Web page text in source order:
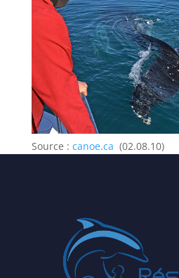
Source : canoe.ca (02.08.10)